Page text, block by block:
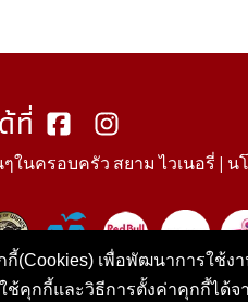
ที่
ในครอบครัว สยาม ไวเนอรี่ | น
กี้(Cookies) เพื่อพัฒนาการใช้
ช้คุกกี้และวิธีการตั้งค่าคุกกี้ได้จ